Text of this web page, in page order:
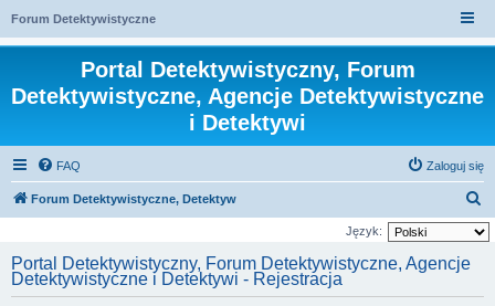
Forum Detektywistyczne
Portal Detektywistyczny, Forum
Detektywistyczne, Agencje Detektywistyczne
i Detektywi
FAQ Zaloguj się
Forum Detektywistyczne, Detektyw
z
Język:
Portal Detektywistyczny, Forum Detektywistyczne, Agencje
Detektywistyczne i Detektywi - Rejestracja